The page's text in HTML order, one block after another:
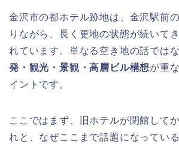
金沢市の都ホテル跡地は、金沢駅前
りながら、長く更地の状態が続いて
れています。単なる空き地の話では
発・観光・景観・高層ビル構想が重
イントです。
ここではまず、旧ホテルが閉館して
れと、なぜここまで話題になってい